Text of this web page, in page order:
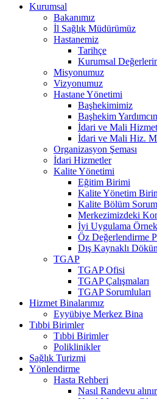
Kurumsal
Bakanımız
İl Sağlık Müdürümüz
Hastanemiz
Tarihçe
Kurumsal
Misyonumuz
Vizyonumuz
Hastane Yönetimi
Başhekimimiz
Başhekim
İdari ve Mali
İdari ve Mali Hiz.
Organizasyon Şeması
İdari Hizmetler
Kalite Yönetimi
Eğitim Birimi
Kalite Yönetim
Kalite Bölüm
Merkezimizdeki
İyi Uygulama
Öz Değerlendirme
Dış Kaynaklı
TGAP
TGAP Ofisi
TGAP Çalışmaları
TGAP Sorumluları
Hizmet Binalarımız
Eyyübiye Merkez Bina
Tıbbi Birimler
Tıbbi Birimler
Poliklinikler
Sağlık Turizmi
Yönlendirme
Hasta Rehberi
Nasıl Randevu